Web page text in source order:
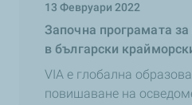
13 Февруари 2022
Започна програмата за
в български
VIA е глобална
повишаване на